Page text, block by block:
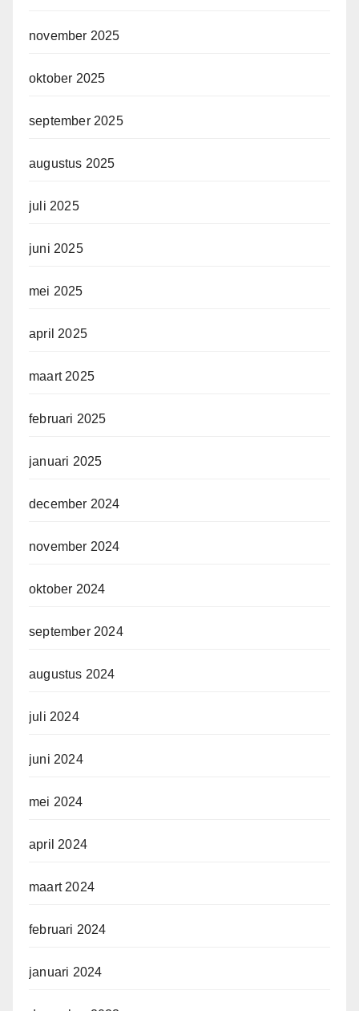
november 2025
oktober 2025
september 2025
augustus 2025
juli 2025
juni 2025
mei 2025
april 2025
maart 2025
februari 2025
januari 2025
december 2024
november 2024
oktober 2024
september 2024
augustus 2024
juli 2024
juni 2024
mei 2024
april 2024
maart 2024
februari 2024
januari 2024